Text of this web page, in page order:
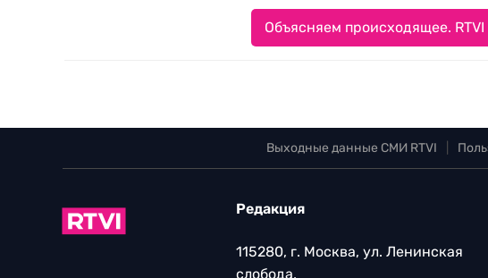
Объясняем происходящее. RTVI
Выходные данные СМИ RTVI
Редакция
115280, г. Москва, ул. Ленинская
слобода,